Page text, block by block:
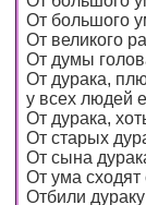
От большого
От великого
От думы
От дурака,
у всех людей
От дурака,
От старых
От сына
От ума
Отбили